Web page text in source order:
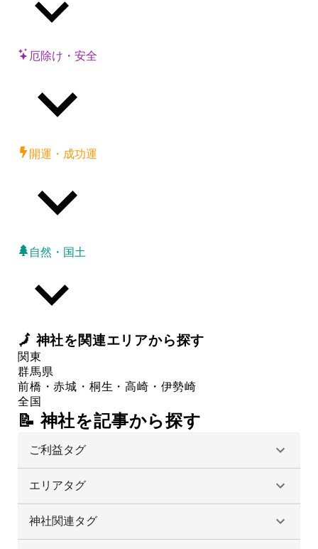
厄除け・安全
開運・成功運
自然・国土
🗾神社を関連エリアから探す
関東
群馬県
前橋・赤城・桐生・高崎・伊勢崎
全国
📝 神社を記事から探す
ご利益タグ
エリアタグ
神社関連タグ